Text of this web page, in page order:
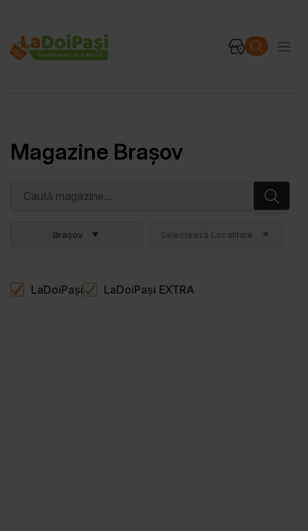
Magazine Brașov
Brașov Selectează Localitate
LaDoiPași LaDoiPași EXTRA